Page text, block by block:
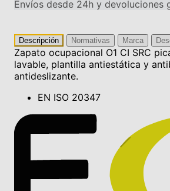
Envíos desde 24h y devoluciones
Descripción Normativas Marca
Zapato ocupacional O1 CI SRC
lavable, plantilla antiestática y
antideslizante.
EN ISO 20347